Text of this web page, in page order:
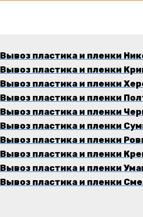
Вывоз пластика и пленки
Вывоз пластика и пленки
Вывоз пластика и пленки
Вывоз пластика и пленки
Вывоз пластика и пленки
Вывоз пластика и пленки
Вывоз пластика и пленки
Вывоз пластика и пленки
Вывоз пластика и пленки
Вывоз пластика и пленки